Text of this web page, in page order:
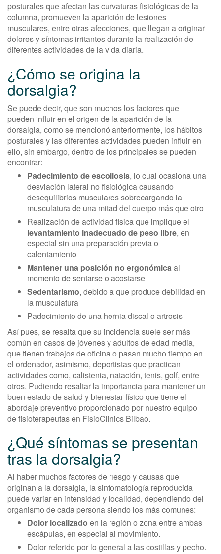
posturales que afectan las curvaturas fisiológicas de la
columna, promueven la aparición de lesiones
musculares, entre otras afecciones, que llegan a originar
dolores y síntomas irritantes durante la realización de
diferentes actividades de la vida diaria.
¿Cómo se origina la
dorsalgia?
Se puede decir, que son muchos los factores que
pueden influir en el origen de la aparición de la
dorsalgia, como se mencionó anteriormente, los hábitos
posturales y las diferentes actividades pueden influir en
ello, sin embargo, dentro de los principales se pueden
encontrar:
Padecimiento de escoliosis, lo cual ocasiona una
desviación lateral no fisiológica causando
desequilibrios musculares sobrecargando la
musculatura de una mitad del cuerpo más que otro
Realización de actividad física que implique el
levantamiento inadecuado de peso libre, en
especial sin una preparación previa o
calentamiento
Mantener una posición no ergonómicaal
momento de sentarse o acostarse
Sedentarismo, debido a que produce debilidad en
la musculatura
Padecimiento de una hernia discal o artrosis
Así pues, se resalta que su incidencia suele ser más
común en casos de jóvenes y adultos de edad media,
que tienen trabajos de oficina o pasan mucho tiempo en
el ordenador, asimismo, deportistas que practican
actividades como, calistenia, natación, tenis, golf, entre
otros. Pudiendo resaltar la importancia para mantener un
buen estado de salud y bienestar físico que tiene el
abordaje preventivo proporcionado por nuestro equipo
de fisioterapeutas en FisioClinics Bilbao.
¿Qué síntomas se presentan
tras la dorsalgia?
Al haber muchos factores de riesgo y causas que
originan a la dorsalgia, la sintomatología reproducida
puede variar en intensidad y localidad, dependiendo del
organismo de cada persona siendo los más comunes:
Dolor localizado en la región o zona entre ambas
escápulas, en especial al movimiento.
Dolor referido por lo general a las costillas y pecho.